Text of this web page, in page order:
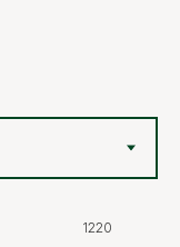
1220